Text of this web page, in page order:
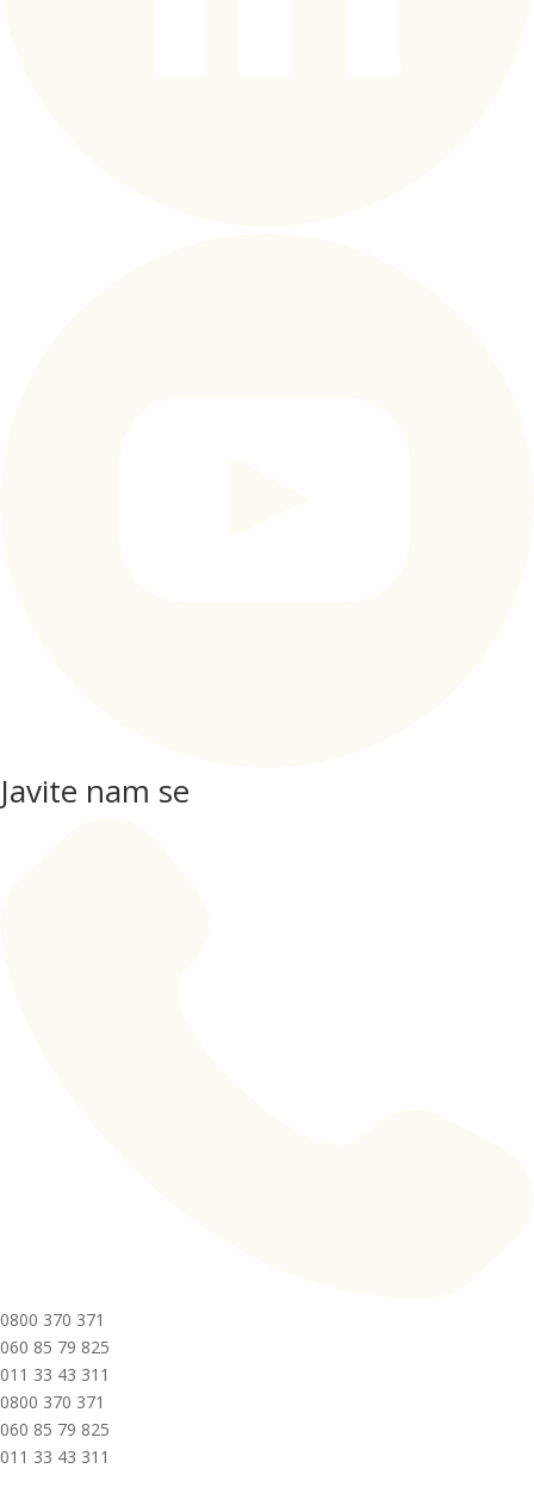
Javite nam se
0800 370 371
060 85 79 825
011 33 43 311
0800 370 371
060 85 79 825
011 33 43 311